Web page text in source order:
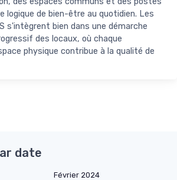
logique de bien-être au quotidien. Les
s'intègrent bien dans une démarche
des locaux, où chaque
physique contribue à la qualité de
date
Février 2024